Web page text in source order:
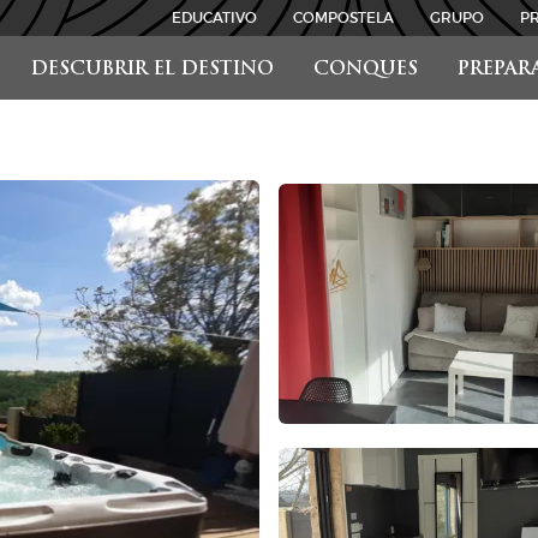
DESCUBRIR EL DESTINO CONQUES
EDUCATIVO COMPOSTELA GRUPO